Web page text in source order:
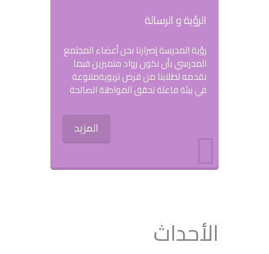
الرؤية و الرسالة
رؤية المدرسة إصرارنا نحن أعضاء المجتمع
المدرسي بأن نكون رواد متميزين فيما
نقدمه لطلابنا من فرص تربويةمتنوعة
في بيئة فاعلة تحقق المواطنة الصالحة
المزيد
الأحداث